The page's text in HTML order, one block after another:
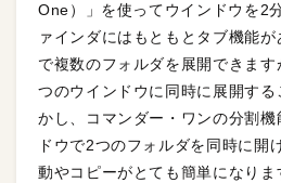
One）」を使ってウインドウを2
ァインダにはもともとタブ機能
で複数のフォルダを展開できま
つのウインドウに同時に展開する
かし、コマンダー・ワンの分割
ドウで2つのフォルダを同時に開
動やコピーがとても簡単になりま